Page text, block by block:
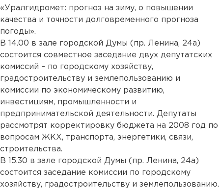
«Уралгидромет: прогноз на зиму, о повышении
качества и точности долговременного прогноза
погоды».
В 14.00 в зале городской Думы (пр. Ленина, 24а)
состоится совместное заседание двух депутатских
комиссий – по городскому хозяйству,
градостроительству и землепользованию и
комиссии по экономическому развитию,
инвестициям, промышленности и
предпринимательской деятельности. Депутаты
рассмотрят корректировку бюджета на 2008 год по
вопросам ЖКХ, транспорта, энергетики, связи,
строительства.
В 15.30 в зале городской Думы (пр. Ленина, 24а)
состоится заседание комиссии по городскому
хозяйству, градостроительству и землепользованию.